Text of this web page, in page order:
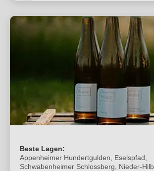
Beste Lagen:
Appenheimer Hundertgulden, Eselspfad,
Schwabenheimer Schlossberg, Nieder-